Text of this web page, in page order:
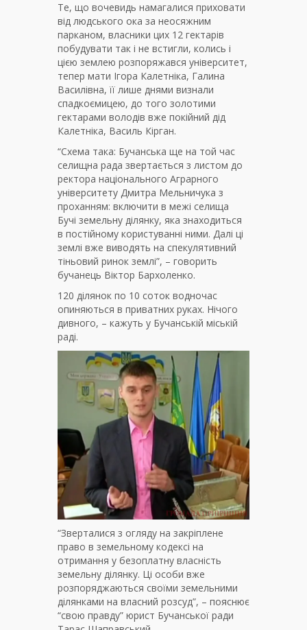
Те, що вочевидь намагалися приховати
від людського ока за неосяжним
парканом, власники цих 12 гектарів
побудувати так і не встигли, колись і
цією землею розпоряжався університет,
тепер мати Ігора Калетніка, Галина
Василівна, її лише днями визнали
спадкоємицею, до того золотими
гектарами володів вже покійний дід
Калетніка, Василь Кірган.
“Схема така: Бучанська ще на той час
селищна рада звертається з листом до
ректора національного Аграрного
університету Дмитра Мельничука з
проханням: включити в межі селища
Бучі земельну ділянку, яка знаходиться
в постійному користуванні ними. Далі ці
землі вже виводять на спекулятивний
тіньовий ринок землі”, – говорить
бучанець Віктор Бархоленко.
120 ділянок по 10 соток водночас
опиняються в приватних руках. Нічого
дивного, – кажуть у Бучанській міській
раді.
“Зверталися з огляду на закріплене
право в земельному кодексі на
отримання у безоплатну власність
земельну ділянку. Ці особи вже
розпоряджаються своїми земельними
ділянками на власний розсуд”, – пояснює
“свою правду” юрист Бучанської ради